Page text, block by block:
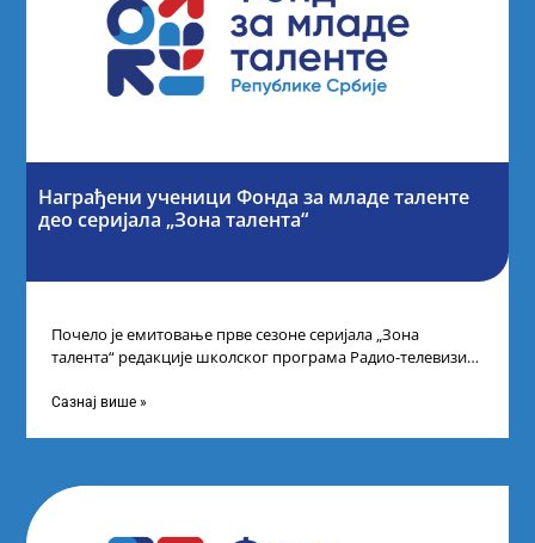
Награђени ученици Фонда за младе таленте
део серијала „Зона талента“
Почело је емитовање прве сезоне серијала „Зона
талента“ редакције школског програма Радио-телевизије
Сазнај више »